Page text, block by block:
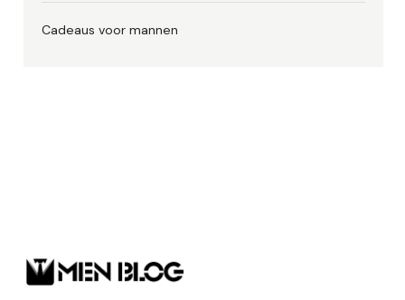
Cadeaus voor mannen